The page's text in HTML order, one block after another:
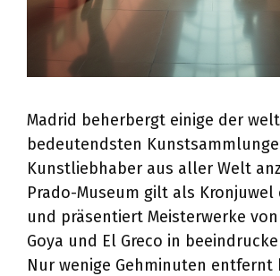
Madrid beherbergt einige der
bedeutendsten
Kunstliebhaber aus aller Welt
Prado-Museum gilt als Kronjuwel
und präsentiert Meisterwerke von
Goya und El Greco in
Nur wenige Gehminuten entfernt